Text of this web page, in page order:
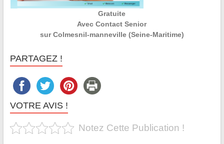
Gratuite
Avec Contact Senior
sur Colmesnil-manneville (Seine-Maritime)
PARTAGEZ !
VOTRE AVIS !
Notez Cette Publication !